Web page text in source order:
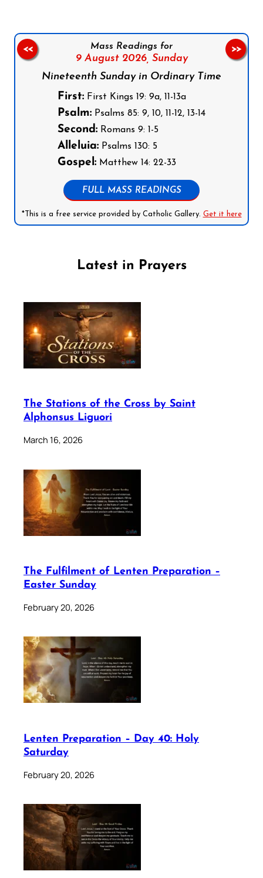
Mass Readings for
9 August 2026, Sunday
Nineteenth Sunday in Ordinary Time
First: First Kings 19: 9a, 11-13a
Psalm: Psalms 85: 9, 10, 11-12, 13-14
Second: Romans 9: 1-5
Alleluia: Psalms 130: 5
Gospel: Matthew 14: 22-33
FULL MASS READINGS
*This is a free service provided by Catholic Gallery. Get it here
<< >>
Latest in Prayers
The Stations of the Cross by Saint
Alphonsus Liguori
March 16, 2026
The Fulfilment of Lenten Preparation –
Easter Sunday
February 20, 2026
Lenten Preparation – Day 40: Holy
Saturday
February 20, 2026